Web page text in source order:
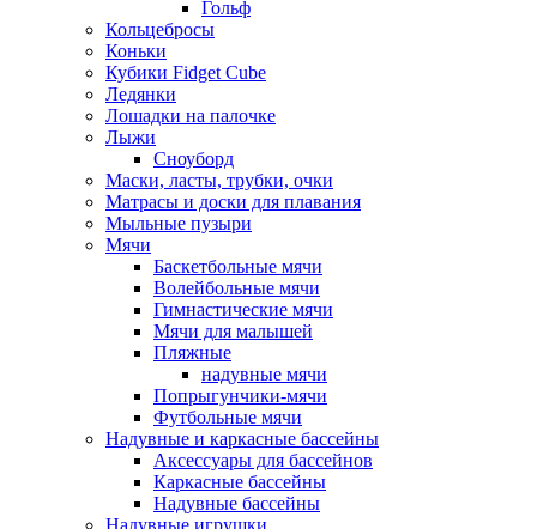
Гольф
Кольцебросы
Коньки
Кубики Fidget Cube
Ледянки
Лошадки на палочке
Лыжи
Сноуборд
Маски, ласты, трубки, очки
Матрасы и доски для плавания
Мыльные пузыри
Мячи
Баскетбольные мячи
Волейбольные мячи
Гимнастические мячи
Мячи для малышей
Пляжные
надувные мячи
Попрыгунчики-мячи
Футбольные мячи
Надувные и каркасные бассейны
Аксессуары для бассейнов
Каркасные бассейны
Надувные бассейны
Надувные игрушки